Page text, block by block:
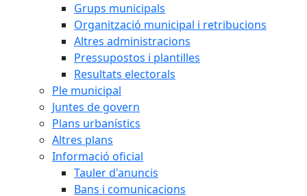
Grups municipals
Organització municipal i retribucions
Altres administracions
Pressupostos i plantilles
Resultats electorals
Ple municipal
Juntes de govern
Plans urbanístics
Altres plans
Informació oficial
Tauler d'anuncis
Bans i comunicacions